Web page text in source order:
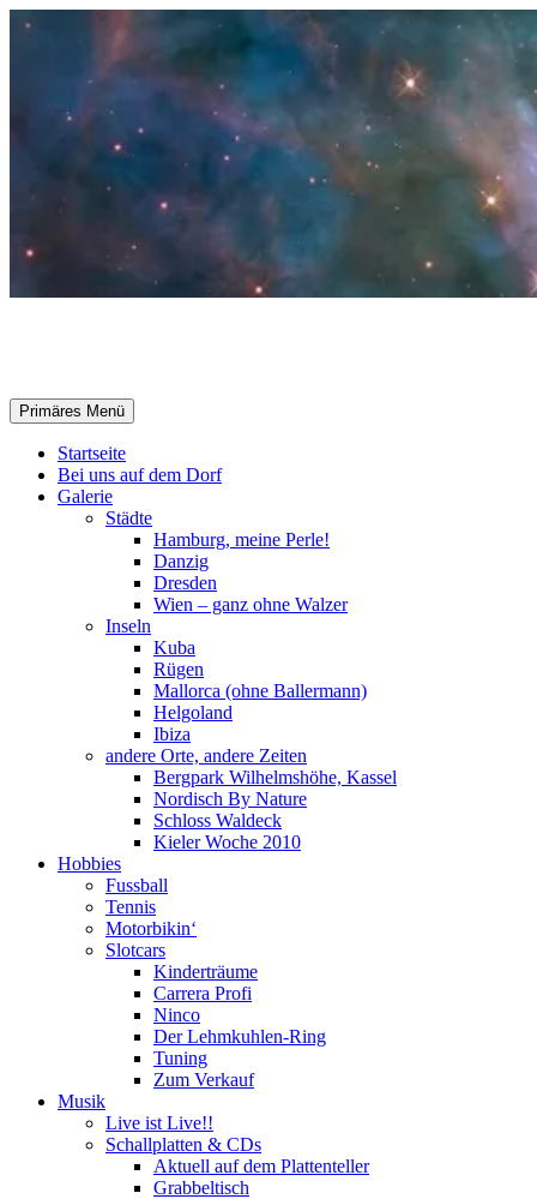
Zum
Suchen
Primäres Menü
Startseite
Bei uns auf dem Dorf
Galerie
Städte
Hamburg, meine Perle!
Danzig
Dresden
Wien – ganz ohne Walzer
Inseln
Kuba
Rügen
Mallorca (ohne Ballermann)
Helgoland
Ibiza
andere Orte, andere Zeiten
Bergpark Wilhelmshöhe, Kassel
Nordisch By Nature
Schloss Waldeck
Kieler Woche 2010
Hobbies
Fussball
Tennis
Motorbikin‘
Slotcars
Kinderträume
Carrera Profi
Ninco
Der Lehmkuhlen-Ring
Tuning
Zum Verkauf
Musik
Live ist Live!!
Schallplatten & CDs
Aktuell auf dem Plattenteller
Grabbeltisch